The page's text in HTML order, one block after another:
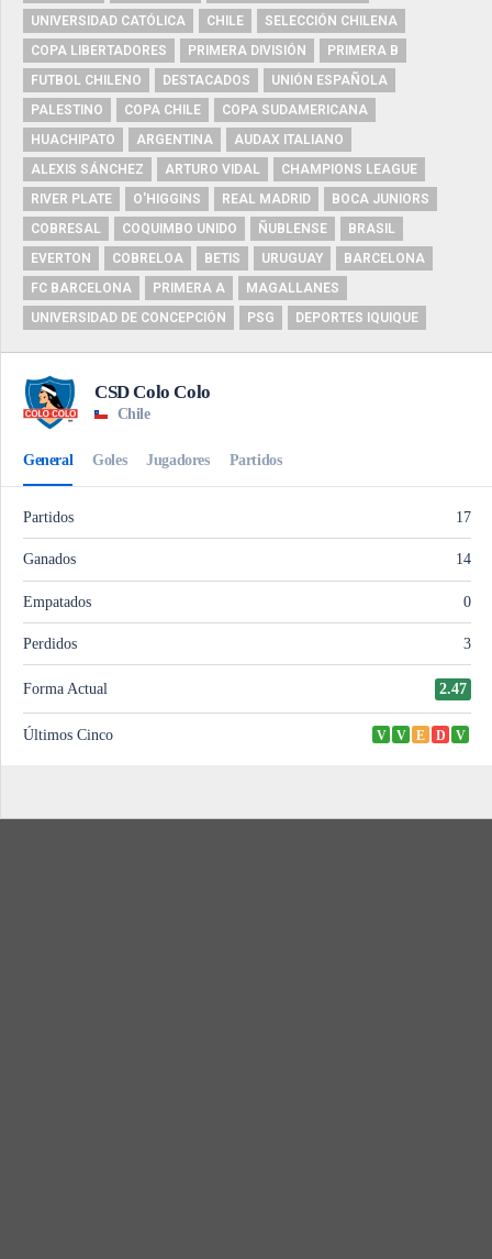
UNIVERSIDAD CATÓLICA
CHILE
SELECCIÓN CHILENA
COPA LIBERTADORES
PRIMERA DIVISIÓN
PRIMERA B
FUTBOL CHILENO
DESTACADOS
UNIÓN ESPAÑOLA
PALESTINO
COPA CHILE
COPA SUDAMERICANA
HUACHIPATO
ARGENTINA
AUDAX ITALIANO
ALEXIS SÁNCHEZ
ARTURO VIDAL
CHAMPIONS LEAGUE
RIVER PLATE
O'HIGGINS REAL MADRID
BOCA JUNIORS
COBRESAL
COQUIMBO UNIDO ÑUBLENSE
BRASIL
EVERTON
COBRELOA BETIS URUGUAY
BARCELONA
FC BARCELONA
PRIMERA A
MAGALLANES
UNIVERSIDAD DE CONCEPCIÓN
PSG DEPORTES IQUIQUE